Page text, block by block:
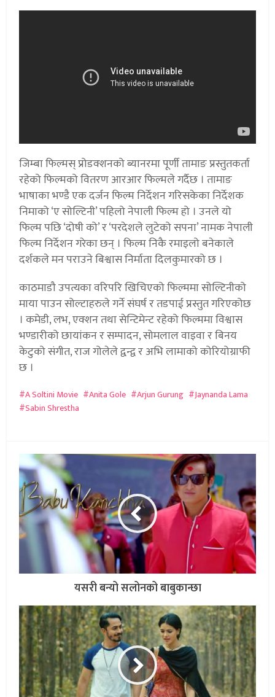
जिम्बा फिल्मस् प्रोडक्शनको ब्यानरमा पूर्णी तामाङ प्रस्तुतकर्ता
रहेको फिल्मको वितरण आरआर फिल्मले गर्दैछ । तामाङ
भाषाका भण्डै एक दर्जन फिल्म निर्देशन गरिसकेका निर्देशक
निमाको ‘ए सोल्टिनी’ पहिलो नेपाली फिल्म हो । उनले यो
फिल्म पछि ‘दोषी को’ र ‘परदेशले लुटेको सपना’ नामक नेपाली
फिल्म निर्देशन गरेका छन् । फिल्म निकै रमाइलो बनेकाले
दर्शकले मन पराउने बिश्वास निर्माता दिलकुमारको छ ।
काठमाडौ उपत्यका वरिपरि खिचिएको फिल्ममा सोल्टिनीको
माया पाउन सोल्टाहरुले गर्ने संघर्ष र तडपाई प्रस्तुत गरिएकोछ
। कमेडी, लभ, एक्शन तथा सेन्टिमेन्ट रहेको फिल्ममा विश्वास
भण्डारीको छायांकन र सम्पादन, सोमलाल वाइवा र बिनय
केटुको संगीत, राज गोलेले द्वन्द्व र अभि लामाको कोरियोग्राफी
छ ।
A Soltini Movie Anita Gole Arjun Gurung
Jaynanda Lama
Sabin Shrestha
यसरी बन्यो सलोनको बाबुकान्छा